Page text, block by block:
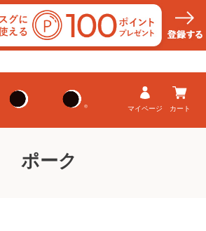
マイページ カート
ポーク